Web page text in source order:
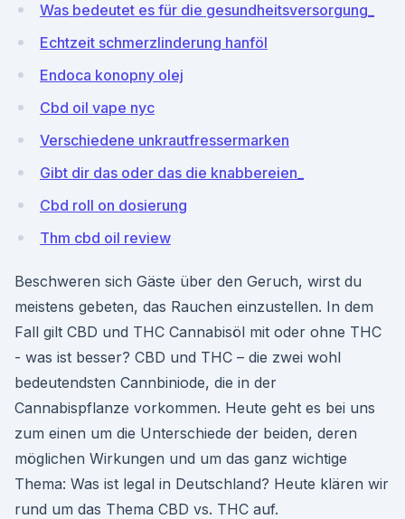
Was bedeutet es für die gesundheitsversorgung_
Echtzeit schmerzlinderung hanföl
Endoca konopny olej
Cbd oil vape nyc
Verschiedene unkrautfressermarken
Gibt dir das oder das die knabbereien_
Cbd roll on dosierung
Thm cbd oil review
Beschweren sich Gäste über den Geruch, wirst du
meistens gebeten, das Rauchen einzustellen. In dem
Fall gilt CBD und THC Cannabisöl mit oder ohne THC
- was ist besser? CBD und THC – die zwei wohl
bedeutendsten Cannbiniode, die in der
Cannabispflanze vorkommen. Heute geht es bei uns
zum einen um die Unterschiede der beiden, deren
möglichen Wirkungen und um das ganz wichtige
Thema: Was ist legal in Deutschland? Heute klären wir
rund um das Thema CBD vs. THC auf.